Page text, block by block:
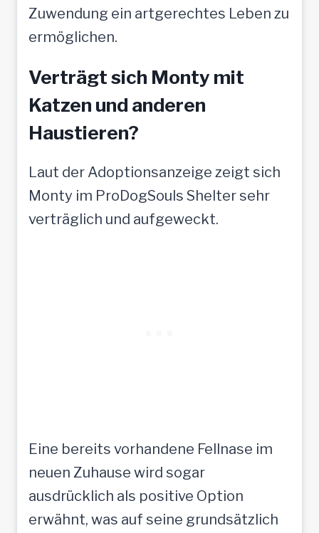
Zuwendung ein artgerechtes Leben zu
ermöglichen.
Verträgt sich Monty mit
Katzen und anderen
Haustieren?
Laut der Adoptionsanzeige zeigt sich
Monty im ProDogSouls Shelter sehr
verträglich und aufgeweckt.
Eine bereits vorhandene Fellnase im
neuen Zuhause wird sogar
ausdrücklich als positive Option
erwähnt, was auf seine grundsätzlich